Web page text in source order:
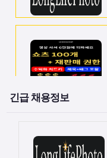
긴급 채용정보